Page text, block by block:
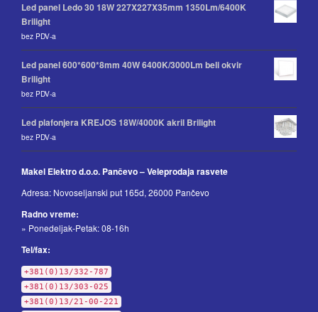
Led panel Ledo 30 18W 227X227X35mm 1350Lm/6400K
Brilight
bez PDV-a
Led panel 600*600*8mm 40W 6400K/3000Lm beli okvir
Brilight
bez PDV-a
Led plafonjera KREJOS 18W/4000K akril Brilight
bez PDV-a
Makel Elektro d.o.o. Pančevo – Veleprodaja rasvete
Adresa: Novoseljanski put 165d, 26000 Pančevo
Radno vreme:
» Ponedeljak-Petak: 08-16h
Tel/fax:
+381(0)13/332-787
+381(0)13/303-025
+381(0)13/21-00-221